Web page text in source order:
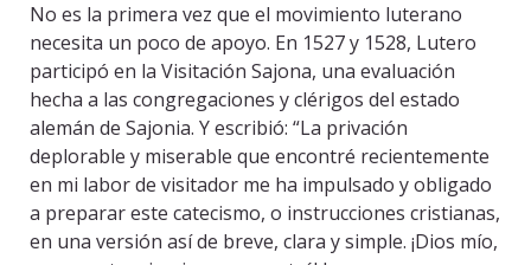
No es la primera vez que el movimiento luterano
necesita un poco de apoyo. En 1527 y 1528, Lutero
participó en la Visitación Sajona, una evaluación
hecha a las congregaciones y clérigos del estado
alemán de Sajonia. Y escribió: “La privación
deplorable y miserable que encontré recientemente
en mi labor de visitador me ha impulsado y obligado
a preparar este catecismo, o instrucciones cristianas,
en una versión así de breve, clara y simple. ¡Dios mío,